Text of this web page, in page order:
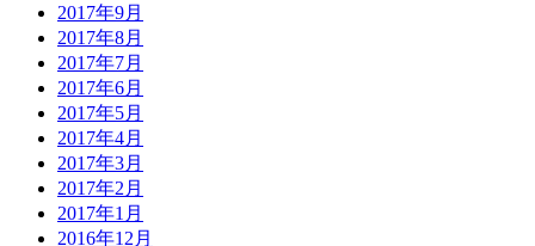
2017年9月
2017年8月
2017年7月
2017年6月
2017年5月
2017年4月
2017年3月
2017年2月
2017年1月
2016年12月